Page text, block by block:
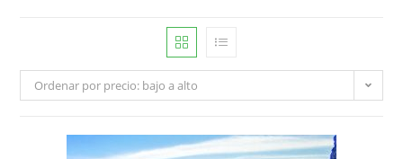
Ordenar por precio: bajo a alto